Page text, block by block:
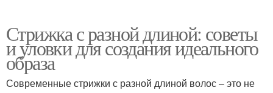
Стрижка с разной длиной: советы
и уловки для создания идеального
образа
Современные стрижки с разной длиной волос – это не